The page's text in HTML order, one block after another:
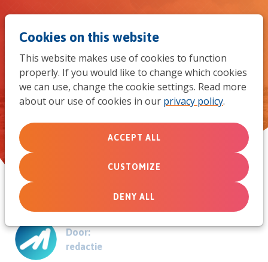
Cookies on this website
This website makes use of cookies to function
properly. If you would like to change which cookies
we can use, change the cookie settings. Read more
about our use of cookies in our privacy policy.
ACCEPT ALL
CUSTOMIZE
DENY ALL
Gebed voor Israël en Gaza
KerkenToolkit
Door:
redactie